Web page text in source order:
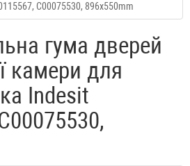
C00075530, 896x550mm
гума дверей
камери для
Indesit